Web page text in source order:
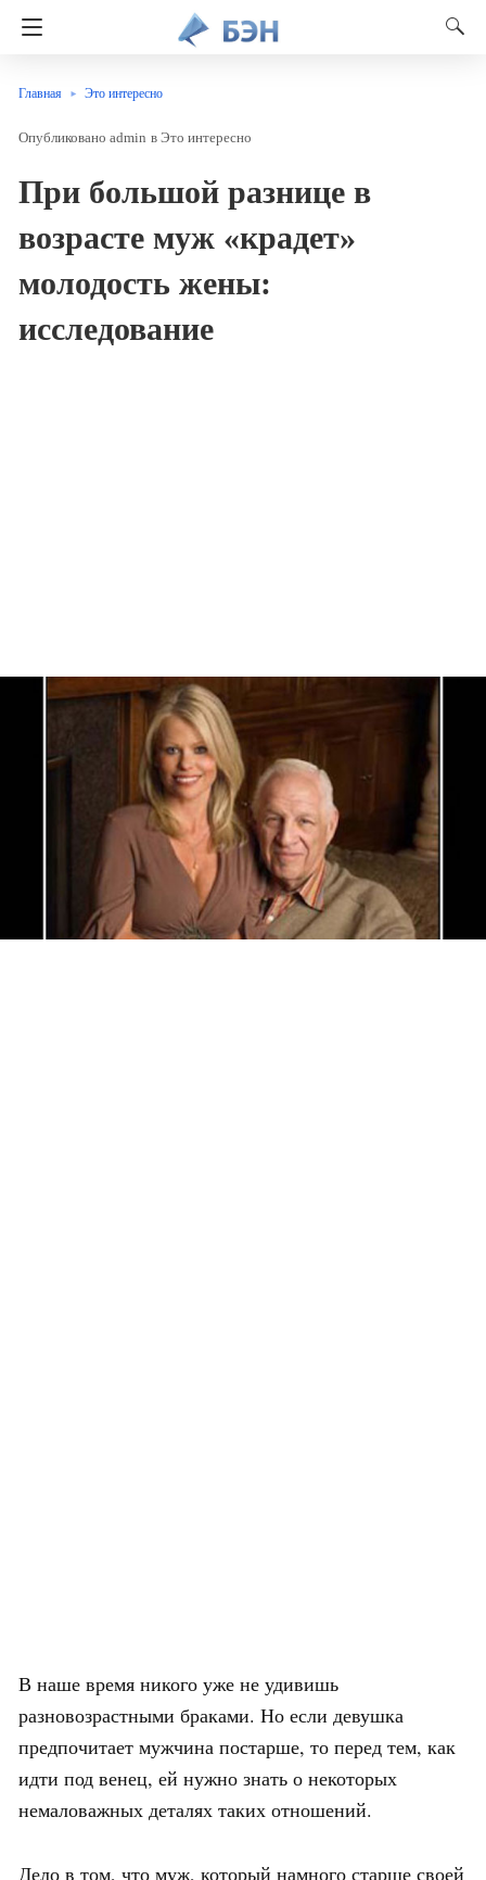
Главная Это интересно
admin в Это интересно
При большой разнице в
возрасте муж «крадет»
молодость жены:
исследование
В наше время никого уже не удивишь
разновозрастными браками. Но если девушка
предпочитает мужчина постарше, то перед тем, как
идти под венец, ей нужно знать о некоторых
немаловажных деталях таких отношений.
Дело в том, что муж, который намного старше своей